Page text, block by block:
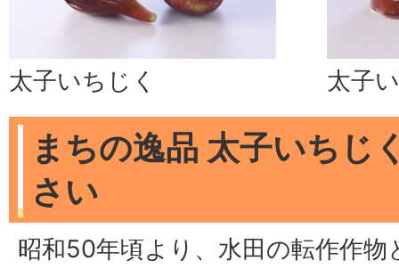
太子いちじく 太子
まちの逸品 太子いちじ
さい
昭和50年頃より、水田の転作作物